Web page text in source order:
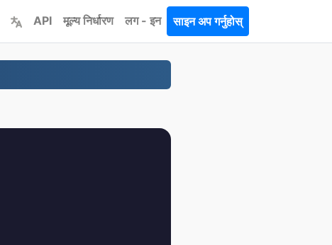
API मूल्य निर्धारण लग - इन साइन अप गर्नुहोस्